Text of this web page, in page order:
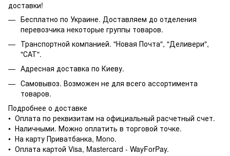
доставки!
Бесплатно по Украине. Доставляем до отделения
перевозчика некоторые группы товаров.
Транспортной компанией. "Новая Почта", "Деливери",
"САТ".
Адресная доставка по Киеву.
Самовывоз. Возможен не для всего ассортимента
товаров.
Подробнее о доставке
• Оплата по реквизитам на официальный расчетный счет.
• Наличными. Можно оплатить в торговой точке.
• На карту Приватбанка, Mono.
• Оплата картой Visa, Mastercard - WayForPay.